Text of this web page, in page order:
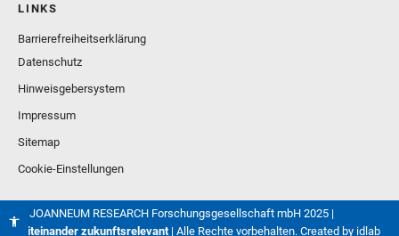
LINKS
Barrierefreiheitserklärung
Datenschutz
Hinweisgebersystem
Impressum
Sitemap
Cookie-Einstellungen
© JOANNEUM RESEARCH Forschungsgesellschaft mbH 2025 |
Miteinander zukunftsrelevant | Alle Rechte vorbehalten. Created by idlab